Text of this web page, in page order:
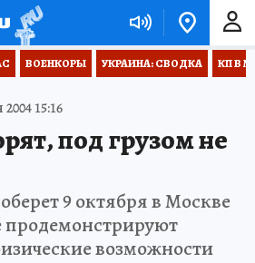
ВОЕНКОРЫ УКРАИНА: СВОДКА КП В
15:16
под грузом не
9 октября в Москве
возможности